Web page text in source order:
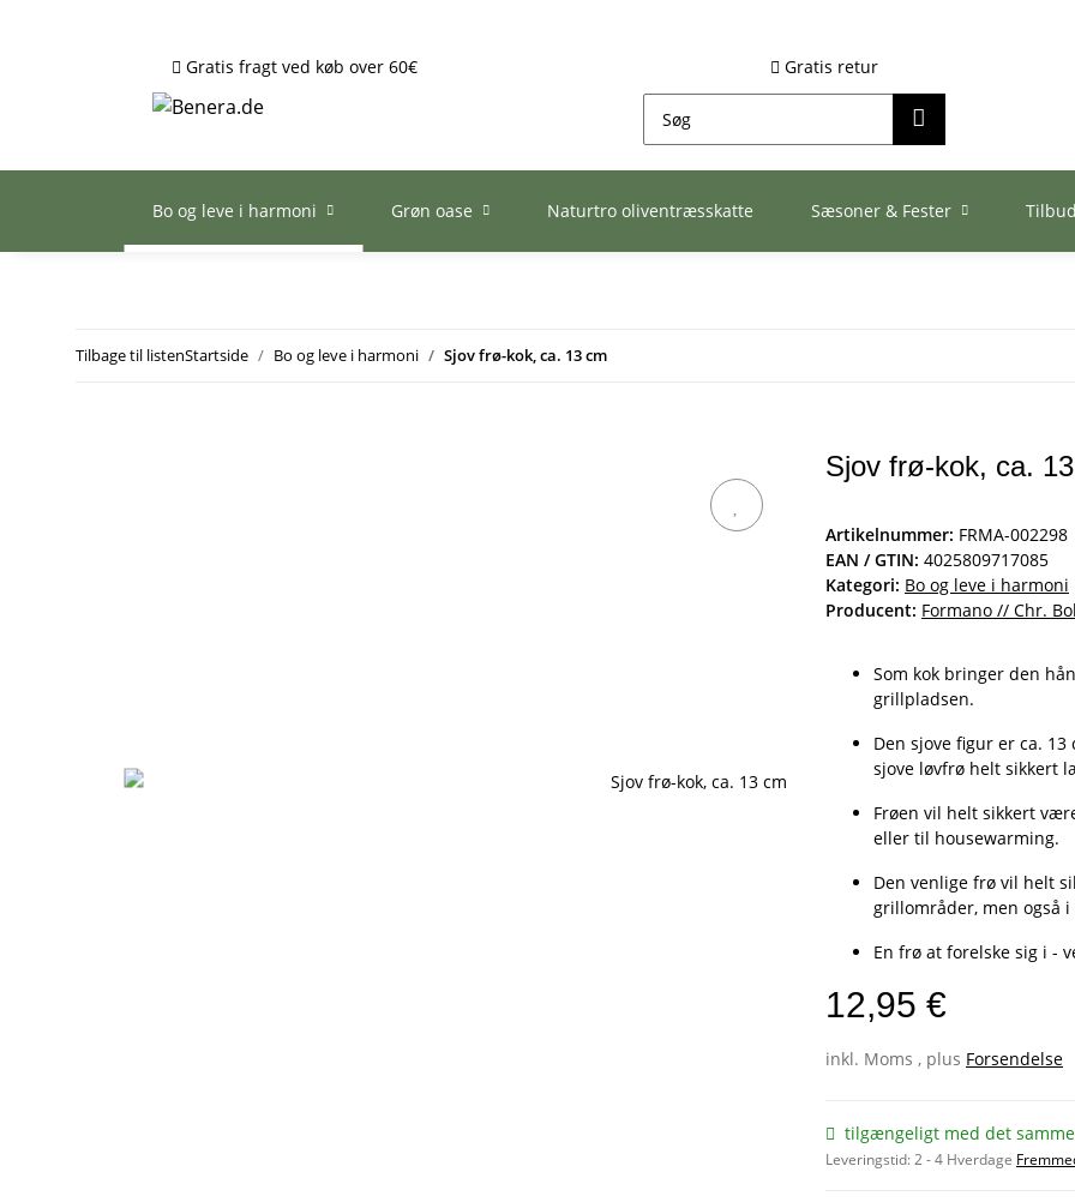
Gratis fragt ved køb over 60€
Gratis retur
Bo og leve i harmoni Grøn oase Naturtro oliventræsskatte Sæsoner & Fester Tilbud
Tilbage til listenStartside Bo og leve i harmoni Sjov frø-kok, ca. 13 cm
Sjov frø-kok, ca.
Artikelnummer: FRMA-002298
EAN / GTIN: 4025809717085
Kategori: Bo og leve i harmoni
Producent: Formano // Chr.
Som kok bringer den
grillpladsen.
Den sjove figur er ca.
sjove løvfrø helt sikkert
Frøen vil helt sikkert
eller til housewarming.
Den venlige frø vil helt
grillområder, men også
En frø at forelske sig i -
12,95 €
inkl. Moms , plus Forsendelse
tilgængeligt med det samme
Leveringstid:2 - 4 Hverdage